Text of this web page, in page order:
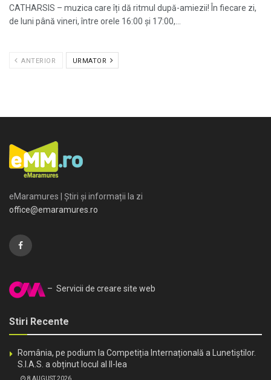
CATHARSIS – muzica care îți dă ritmul după-amiezii! În fiecare zi,
de luni până vineri, între orele 16:00 și 17:00,...
ANTERIOR URMATOR
eMaramures | Știri și informații la zi
office@emaramures.ro
– Servicii de creare site web
Stiri Recente
România, pe podium la Competiția Internațională a Lunetiștilor.
S.I.A.S. a obținut locul al II-lea
8 AUGUST 2026